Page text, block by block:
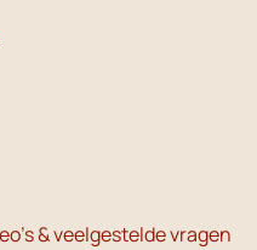
& veelgestelde vragen